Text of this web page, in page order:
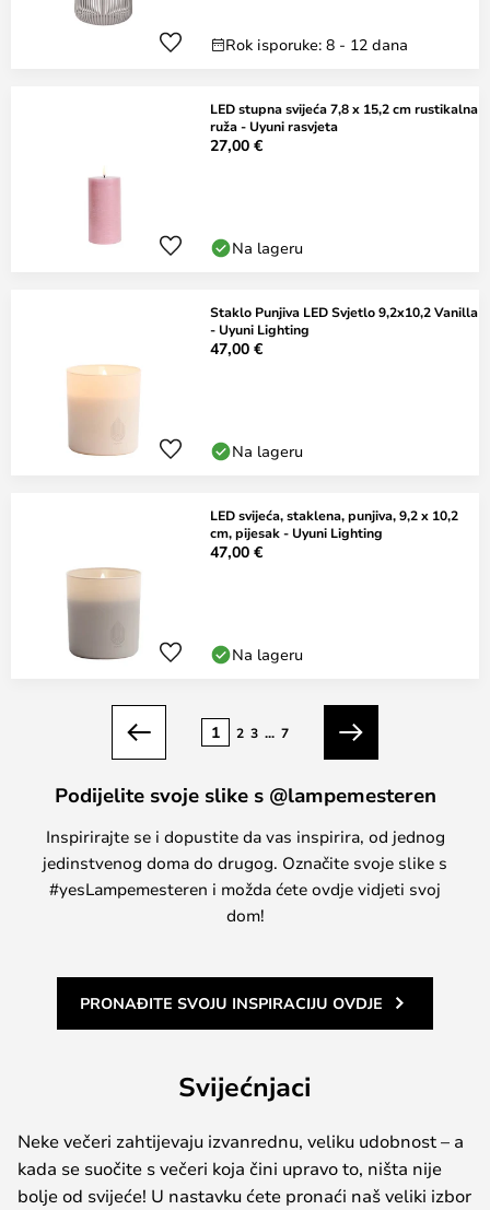
Rok isporuke: 8 - 12 dana
LED stupna svijeća 7,8 x 15,2 cm rustikalna
ruža - Uyuni rasvjeta
27,00 €
Na lageru
Staklo Punjiva LED Svjetlo 9,2x10,2 Vanilla
- Uyuni Lighting
47,00 €
Na lageru
LED svijeća, staklena, punjiva, 9,2 x 10,2
cm, pijesak - Uyuni Lighting
47,00 €
Na lageru
Prethodno
1 2 3 ... 7
Sljedeći
Podijelite svoje slike s @lampemesteren
Inspirirajte se i dopustite da vas inspirira, od jednog
jedinstvenog doma do drugog. Označite svoje slike s
#yesLampemesteren i možda ćete ovdje vidjeti svoj
dom!
PRONAĐITE SVOJU INSPIRACIJU OVDJE
Svijećnjaci
Neke večeri zahtijevaju izvanrednu, veliku udobnost – a
kada se suočite s večeri koja čini upravo to, ništa nije
bolje od svijeće! U nastavku ćete pronaći naš veliki izbor